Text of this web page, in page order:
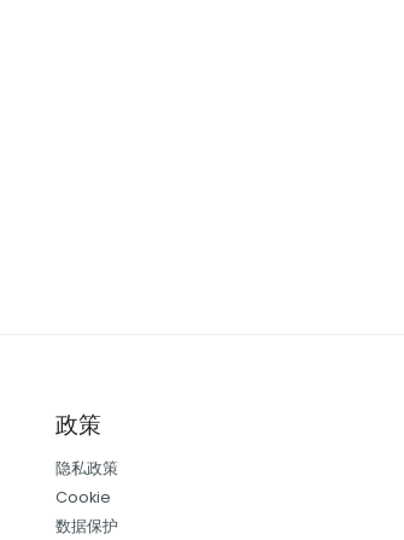
政策
隐私政策
Cookie
数据保护